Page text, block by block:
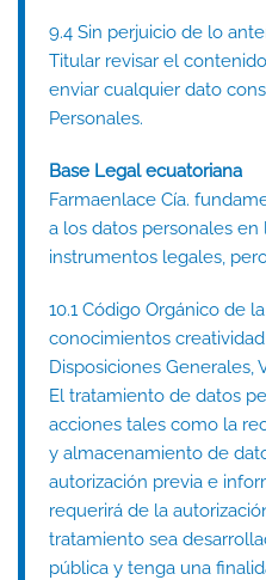
9.4 Sin perjuicio de lo
Titular revisar el
enviar cualquier dato
Personales.
Base Legal ecuatoriana
Farmaenlace Cía.
a los datos personales en
instrumentos legales,
10.1 Código Orgánico de
conocimientos
Disposiciones Generales,
El tratamiento de datos
acciones tales como la
y almacenamiento de
autorización previa e
requerirá de la
tratamiento sea
pública y tenga una